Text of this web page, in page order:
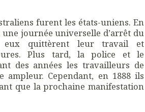
furent les états-uniens. En
journée universelle d’arrêt du
eux quittèrent leur travail et
Plus tard, la police et le
des années les travailleurs de
ampleur. Cependant, en 1888 ils
que la prochaine manifestation